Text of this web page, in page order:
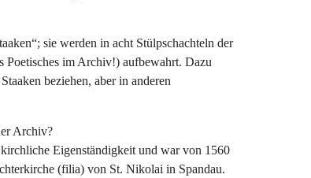
sie werden in acht Stülpschachteln der
Poetisches im Archiv!) aufbewahrt. Dazu
beziehen, aber in anderen
Archiv?
Eigenständigkeit und war von 1560
(filia) von St. Nikolai in Spandau.